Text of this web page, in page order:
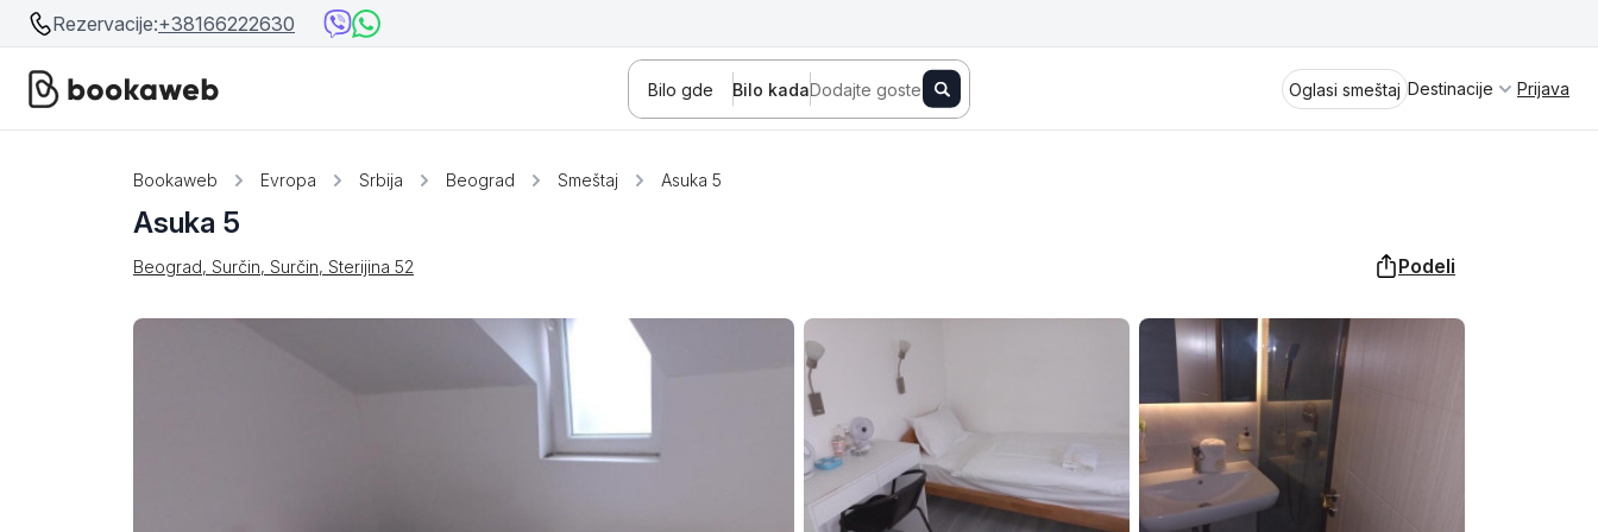
Rezervacije:+38166222630
Bilo gde Bilo kadaDodajte goste Oglasi smeštaj Destinacije
Bosna i Hercegovina
Crna Gora
Srbija
Beograd
Banja Koviljača Sokobanja Vrnjačka Banja
Tara Stara planina Banja Vrujci
Kragujevac Golubac Kladovo
Jagodina Aranđelovac
Spremite se za virtuelno putovanje
kroz jednu od najlepših zemalja
Evrope i sveta. Uživaćete u prikazima
planinskih masiva poput Tare i Šar-
planine, ali i u ravničarskim predelima
prostrane Vojvodine. Istraživanje
tradicije i kulturnog dobra Srbije
otkriće vam pravu narav srpskog
Prijava
Bookaweb Evropa Srbija Beograd Smeštaj Asuka 5
Asuka 5
Beograd, Surčin, Surčin, Sterijina 52 Podeli